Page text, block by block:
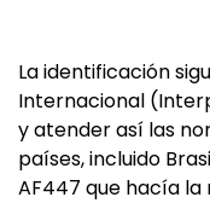
La identificación
Internacional
y atender así las
países, incluido
AF447 que hacía